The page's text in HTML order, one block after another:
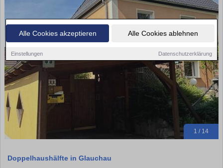
Alle Cookies akzeptieren Alle Cookies ablehnen
Einstellungen Datenschutzerklärung
1 / 14
Doppelhaushälfte in Glauchau